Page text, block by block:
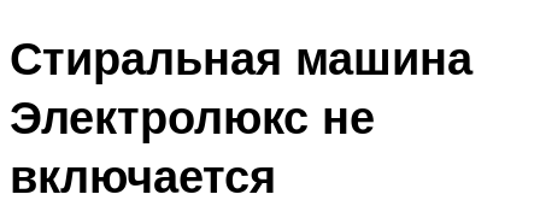
Стиральная машина
Электролюкс не
включается